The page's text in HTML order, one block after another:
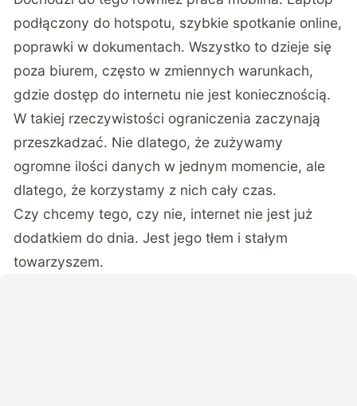
podłączony do hotspotu, szybkie spotkanie online,
poprawki w dokumentach. Wszystko to dzieje się
poza biurem, często w zmiennych warunkach,
gdzie dostęp do internetu nie jest koniecznością.
W takiej rzeczywistości ograniczenia zaczynają
przeszkadzać. Nie dlatego, że zużywamy
ogromne ilości danych w jednym momencie, ale
dlatego, że korzystamy z nich cały czas.
Czy chcemy tego, czy nie, internet nie jest już
dodatkiem do dnia. Jest jego tłem i stałym
towarzyszem.